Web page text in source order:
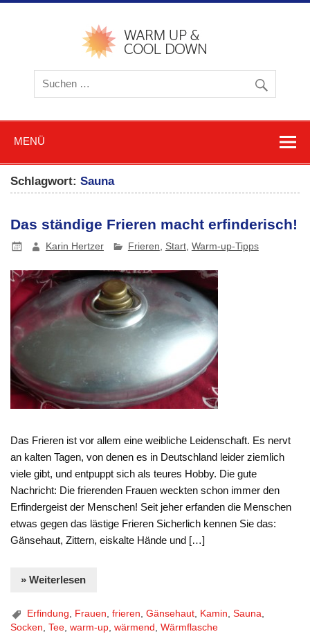
Zum
Blog
und
MENÜ
Schlagwort:Sauna
Das ständige Frieren macht erfinderisch!
Karin Hertzer Frieren Start, Warm-up-Tipps
Das Frieren ist vor allem eine weibliche Leidenschaft. Es nervt
an kalten Tagen, von denen es in Deutschland leider ziemlich
viele gibt, und entpuppt sich als teures Hobby. Die gute
Nachricht: Die frierenden Frauen weckten schon immer den
Erfindergeist der Menschen! Seit jeher erfanden die Menschen
etwas gegen das lästige Frieren Sicherlich kennen Sie das:
Gänsehaut, Zittern, eiskalte Hände und […]
» Weiterlesen
Erfindung, Frauen,frieren,Gänsehaut, Kamin,Sauna,
Socken,Tee,warm-up,wärmend ,Wärmflasche